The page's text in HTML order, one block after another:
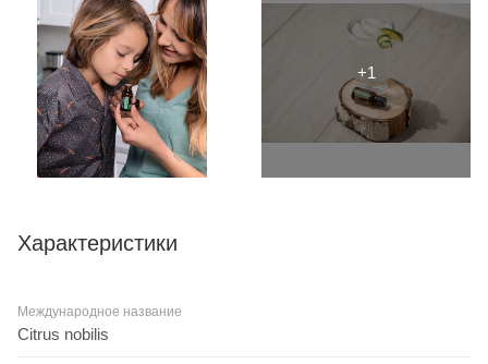
Характеристики
Международное название
Citrus nobilis